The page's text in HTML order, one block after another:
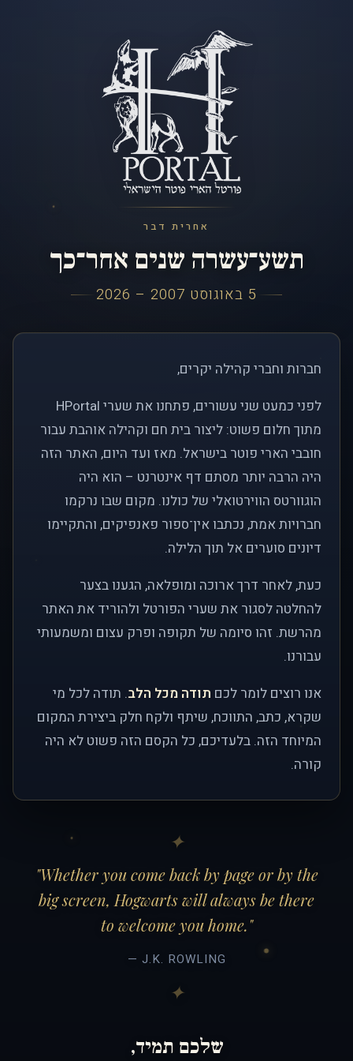
אחרית דבר
תשע־עשרה שנים אחר־כך
5 באוגוסט 2007 – 2026
חברות וחברי קהילה יקרים,
לפני כמעט שני עשורים, פתחנו את שערי HPortal
מתוך חלום פשוט: ליצור בית חם וקהילה אוהבת עבור
חובבי הארי פוטר בישראל. מאז ועד היום, האתר הזה
היה הרבה יותר מסתם דף אינטרנט – הוא היה
הוגוורטס הווירטואלי של כולנו. מקום שבו נרקמו
חברויות אמת, נכתבו אין־ספור פאנפיקים, והתקיימו
דיונים סוערים אל תוך הלילה.
כעת, לאחר דרך ארוכה ומופלאה, הגענו בצער
להחלטה לסגור את שערי הפורטל ולהוריד את האתר
מהרשת. זהו סיומה של תקופה ופרק עצום ומשמעותי
עבורנו.
אנו רוצים לומר לכם תודה מכל הלב. תודה לכל מי
שקרא, כתב, התווכח, שיתף ולקח חלק ביצירת המקום
המיוחד הזה. בלעדיכם, כל הקסם הזה פשוט לא היה
קורה.
"Whether you come back by page or by the
big screen, Hogwarts will always be there
to welcome you home."
— J.K. ROWLING
שלכם תמיד,